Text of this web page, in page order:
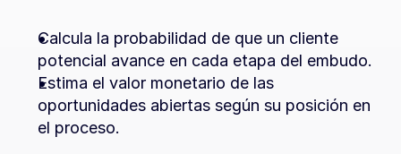
Calcula la probabilidad de que un cliente
potencial avance en cada etapa del embudo.
Estima el valor monetario de las
oportunidades abiertas según su posición en
el proceso.